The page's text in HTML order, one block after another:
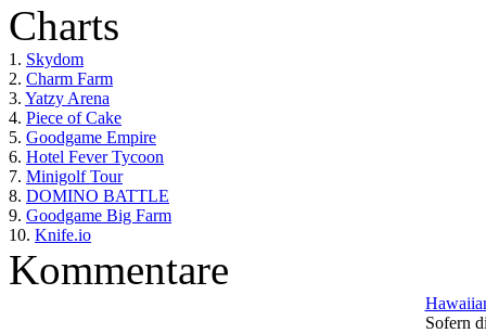
Charts
1. Skydom
2. Charm Farm
3. Yatzy Arena
4. Piece of Cake
5. Goodgame Empire
6. Hotel Fever Tycoon
7. Minigolf Tour
8. DOMINO BATTLE
9. Goodgame Big Farm
10. Knife.io
Kommentare
Sofern